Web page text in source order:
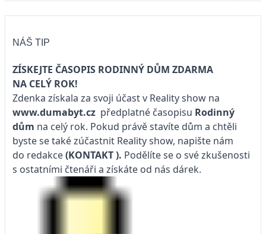
NÁŠ TIP
ZÍSKEJTE ČASOPIS RODINNÝ DŮM ZDARMA
NA CELÝ ROK!
Zdenka získala za svoji účast v Reality show na
www.dumabyt.cz předplatné časopisu Rodinný
dům na celý rok. Pokud právě stavíte dům a chtěli
byste se také zúčastnit Reality show, napište nám
do redakce(KONTAKT). Podělíte se o své zkušenosti
s ostatními čtenáři a získáte od nás dárek.